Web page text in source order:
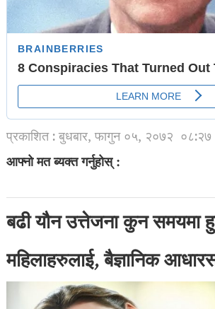
प्रकाशित : बुधबार, फागुन ०५, २०७२ ०८:२७
आफ्नो मत ब्यक्त गर्नुहोस् :
बढी यौन उत्तेजना कुन समयमा
महिलाहरुलाई, बैज्ञानिक